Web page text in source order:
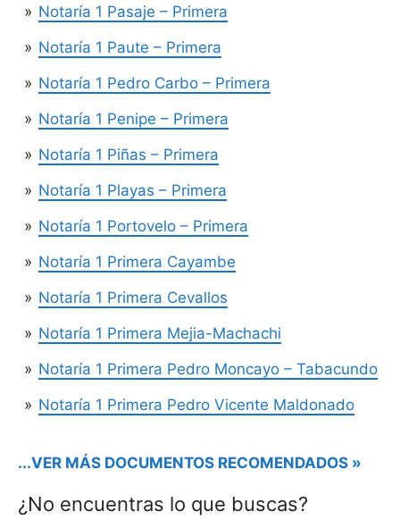
Notaría 1 Pasaje – Primera
Notaría 1 Paute – Primera
Notaría 1 Pedro Carbo – Primera
Notaría 1 Penipe – Primera
Notaría 1 Piñas – Primera
Notaría 1 Playas – Primera
Notaría 1 Portovelo – Primera
Notaría 1 Primera Cayambe
Notaría 1 Primera Cevallos
Notaría 1 Primera Mejia-Machachi
Notaría 1 Primera Pedro Moncayo – Tabacundo
Notaría 1 Primera Pedro Vicente Maldonado
...VER MÁS DOCUMENTOS RECOMENDADOS »
¿No encuentras lo que buscas?